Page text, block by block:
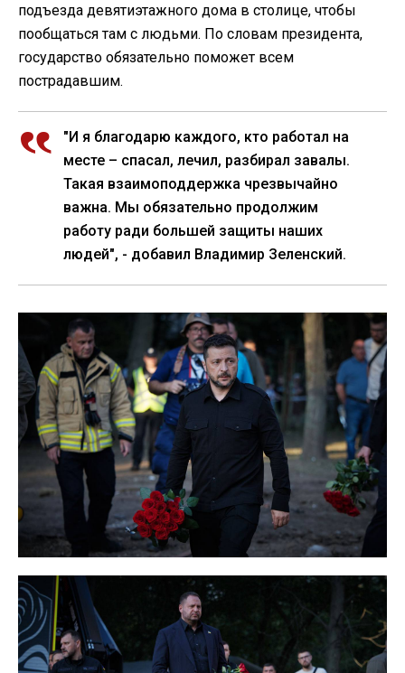
подъезда девятиэтажного дома в столице, чтобы
пообщаться там с людьми. По словам президента,
государство обязательно поможет всем
пострадавшим.
"И я благодарю каждого, кто работал на
месте – спасал, лечил, разбирал завалы.
Такая взаимоподдержка чрезвычайно
важна. Мы обязательно продолжим
работу ради большей защиты наших
людей", - добавил Владимир Зеленский.